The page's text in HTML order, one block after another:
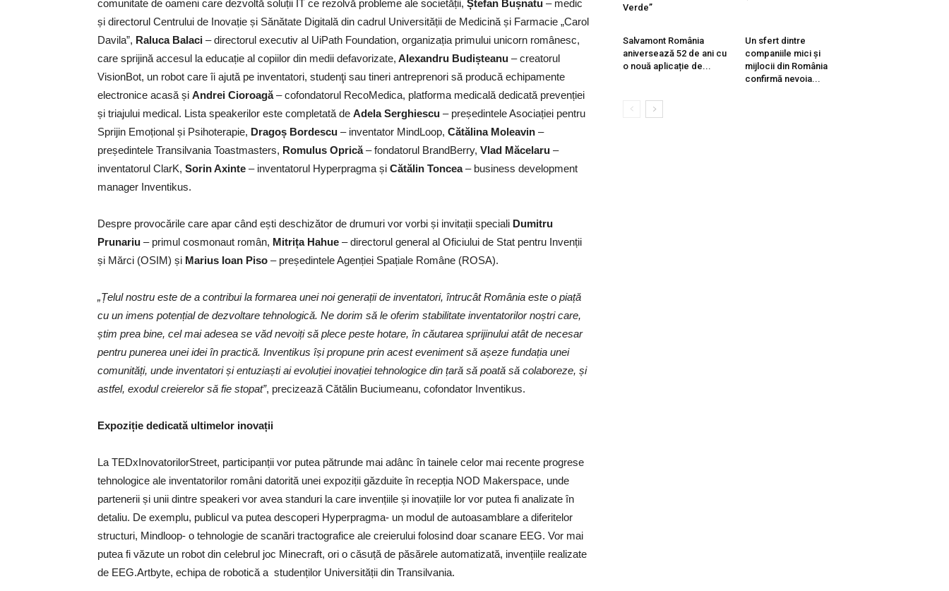
comunitate de oameni care dezvoltă soluții IT ce rezolvă probleme ale societății, Ștefan Bușnatu – medic
și directorul Centrului de Inovație și Sănătate Digitală din cadrul Universității de Medicină și Farmacie „Carol
Davila”, Raluca Balaci – directorul executiv al UiPath Foundation, organizația primului unicorn românesc,
care sprijină accesul la educație al copiilor din medii defavorizate, Alexandru Budișteanu – creatorul
VisionBot, un robot care îi ajută pe inventatori, studenţi sau tineri antreprenori să producă echipamente
electronice acasă și Andrei Cioroagă– cofondatorul RecoMedica, platforma medicală dedicată prevenției
și triajului medical. Lista speakerilor este completată de Adela Serghiescu – președintele Asociației pentru
Sprijin Emoțional și Psihoterapie, Dragoș Bordescu – inventator MindLoop, Cătălina Moleavin –
președintele Transilvania Toastmasters, Romulus Oprică– fondatorul BrandBerry, Vlad Măcelaru –
inventatorul ClarK, Sorin Axinte – inventatorul Hyperpragma și Cătălin Toncea– business development
manager Inventikus.
Despre provocările care apar când ești deschizător de drumuri vor vorbi și invitații speciali Dumitru
Prunariu – primul cosmonaut român, Mitrița Hahue – directorul general al Oficiului de Stat pentru Invenții
și Mărci (OSIM) și Marius Ioan Piso – președintele Agenției Spațiale Române (ROSA).
„Țelul nostru este de a contribui la formarea unei noi generații de inventatori, întrucât România este o piață
cu un imens potențial de dezvoltare tehnologică. Ne dorim să le oferim stabilitate inventatorilor noștri care,
știm prea bine, cel mai adesea se văd nevoiți să plece peste hotare, în căutarea sprijinului atât de necesar
pentru punerea unei idei în practică. Inventikus își propune prin acest eveniment să așeze fundația unei
comunități, unde inventatori și entuziaști ai evoluției inovației tehnologice din țară să poată să colaboreze, și
astfel, exodul creierelor să fie stopat”, precizează Cătălin Buciumeanu, cofondator Inventikus.
Expoziție dedicată ultimelor inovații
La TEDxInovatorilorStreet, participanții vor putea pătrunde mai adânc în tainele celor mai recente progrese
tehnologice ale inventatorilor români datorită unei expoziții găzduite în recepția NOD Makerspace, unde
partenerii și unii dintre speakeri vor avea standuri la care invențiile și inovațiile lor vor putea fi analizate în
detaliu. De exemplu, publicul va putea descoperi Hyperpragma- un modul de autoasamblare a diferitelor
structuri, Mindloop- o tehnologie de scanări tractografice ale creierului folosind doar scanare EEG. Vor mai
putea fi văzute un robot din celebrul joc Minecraft, ori o căsuță de păsărele automatizată, invențiile realizate
de EEG.Artbyte, echipa de robotică a studenților Universității din Transilvania.
Verde”
Salvamont România
aniversează 52 de ani cu
o nouă aplicație de...
Un sfert dintre
companiile mici și
mijlocii din România
confirmă nevoia...